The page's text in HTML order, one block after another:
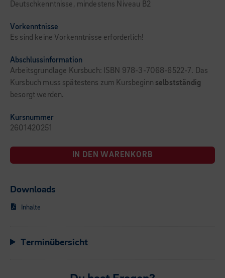
Deutschkenntnisse, mindestens Niveau B2
Vorkenntnisse
Es sind keine Vorkenntnisse erforderlich!
Abschlussinformation
Arbeitsgrundlage Kursbuch: ISBN 978-3-7068-6522-7. Das
Kursbuch muss spätestens zum Kursbeginn selbstständig
besorgt werden.
Kursnummer
2601420251
IN DEN WARENKORB
Downloads
Inhalte
Terminübersicht